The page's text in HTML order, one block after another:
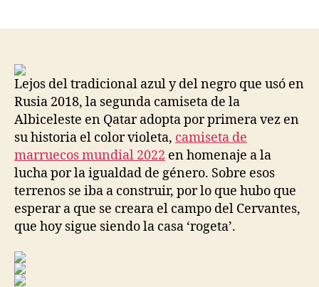
Lejos del tradicional azul y del negro que usó en
Rusia 2018, la segunda camiseta de la
Albiceleste en Qatar adopta por primera vez en
su historia el color violeta, camiseta de
marruecos mundial 2022 en homenaje a la
lucha por la igualdad de género. Sobre esos
terrenos se iba a construir, por lo que hubo que
esperar a que se creara el campo del Cervantes,
que hoy sigue siendo la casa ‘rogeta’.